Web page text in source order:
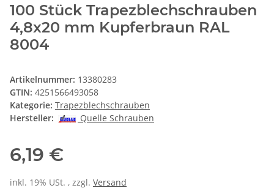
100 Stück Trapezblechschrauben
4,8x20 mm Kupferbraun RAL
8004
Artikelnummer: 13380283
GTIN: 4251566493058
Kategorie: Trapezblechschrauben
Hersteller:
Quelle Schrauben
6,19 €
inkl. 19% USt. , zzgl. Versand